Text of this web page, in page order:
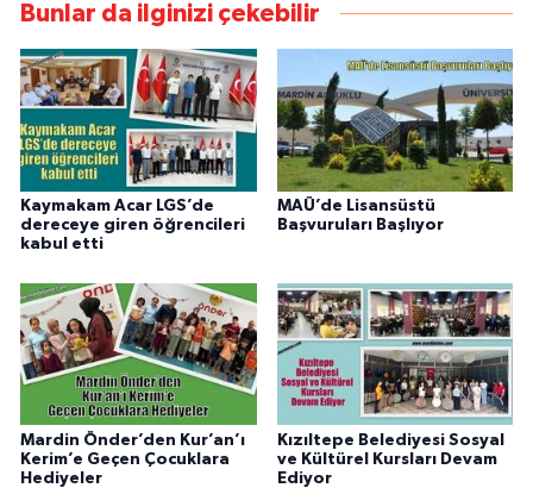
Bunlar da ilginizi çekebilir
Kaymakam Acar LGS’de
dereceye giren öğrencileri
kabul etti
MAÜ’de Lisansüstü
Başvuruları Başlıyor
Mardin Önder’den Kur’an’ı
Kerim’e Geçen Çocuklara
Hediyeler
Kızıltepe Belediyesi Sosyal
ve Kültürel Kursları Devam
Ediyor